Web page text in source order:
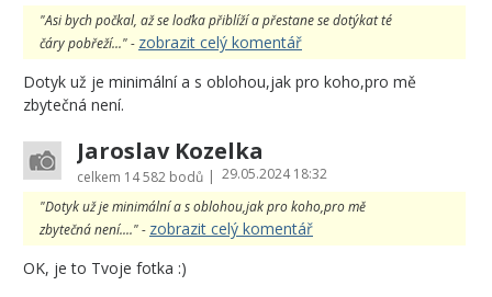
"Asi bych počkal, až se loďka přiblíží a přestane se dotýkat té
čáry pobřeží..." - zobrazit celý komentář
Dotyk už je minimální a s oblohou,jak pro koho,pro mě
zbytečná není.
Jaroslav Kozelka
celkem 14 582 bodů | 29.05.2024 18:32
"Dotyk už je minimální a s oblohou,jak pro koho,pro mě
zbytečná není...." - zobrazit celý komentář
OK, je to Tvoje fotka :)